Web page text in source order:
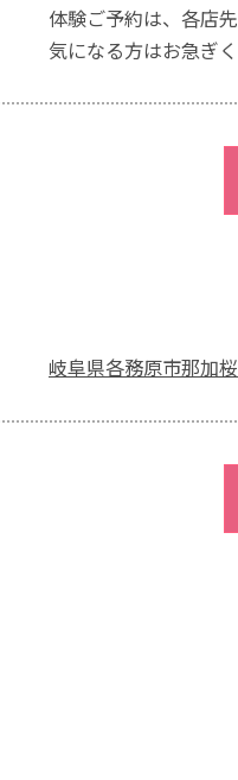
体験ご予約は、各店
気になる方はお急ぎく
岐阜県各務原市那加